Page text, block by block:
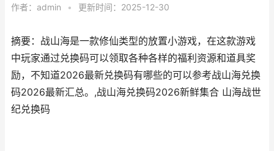
作者： admin • 更新时间：2025-12-30
摘要：战山海是一款修仙类型的放置小游戏，在这款游戏
中玩家通过兑换码可以领取各种各样的福利资源和道具奖
励，不知道2026最新兑换码有哪些的可以参考战山海兑换
码2026最新汇总。,战山海兑换码2026新鲜集合 山海战世
纪兑换码